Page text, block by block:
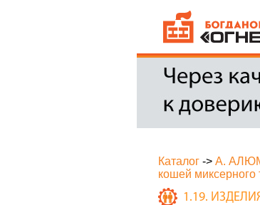
Каталог -> А.
кошей миксерного
1.19.